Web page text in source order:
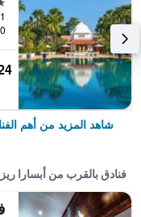
0.0
شاهد المزيد من أهم
فنادق بالقرب من أبسارا